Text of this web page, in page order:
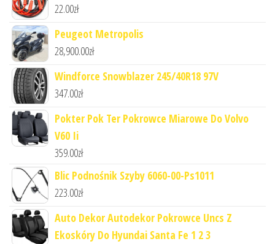
22.00zł
Peugeot Metropolis
28,900.00zł
Windforce Snowblazer 245/40R18 97V
347.00zł
Pokter Pok Ter Pokrowce Miarowe Do Volvo
V60 Ii
359.00zł
Blic Podnośnik Szyby 6060-00-Ps1011
223.00zł
Auto Dekor Autodekor Pokrowce Uncs Z
Ekoskóry Do Hyundai Santa Fe 1 2 3